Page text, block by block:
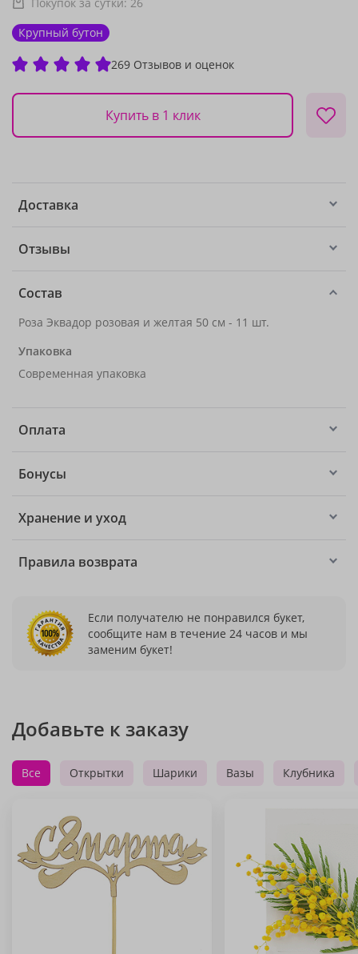
Крупный бутон
269 Отзывов и оценок
Купить в 1 клик
Доставка
Отзывы
Состав
Роза Эквадор розовая и желтая 50 см - 11 шт.
Упаковка
Современная упаковка
Оплата
Бонусы
Хранение и уход
Правила возврата
Если получателю не понравился букет,
сообщите нам в течение 24 часов и мы
заменим букет!
Добавьте к заказу
Все Открытки Шарики Вазы Клубника